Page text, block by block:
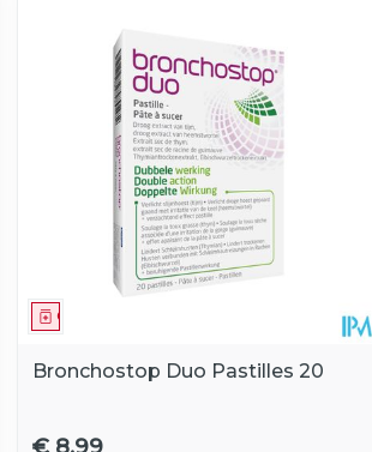
Geneesmiddel
Bronchostop Duo Pastilles 20